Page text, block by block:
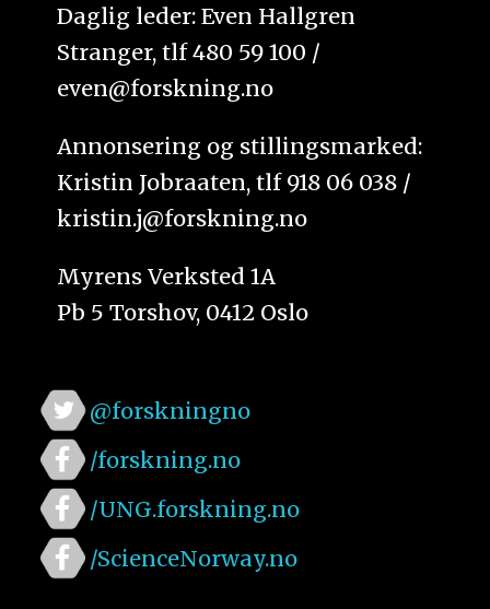
Daglig leder: Even Hallgren
Stranger, tlf 480 59 100 /
even@forskning.no
Annonsering og stillingsmarked:
Kristin Jobraaten, tlf 918 06 038 /
kristin.j@forskning.no
Myrens Verksted 1A
Pb 5 Torshov, 0412 Oslo
@forskningno
/forskning.no
/UNG.forskning.no
/ScienceNorway.no